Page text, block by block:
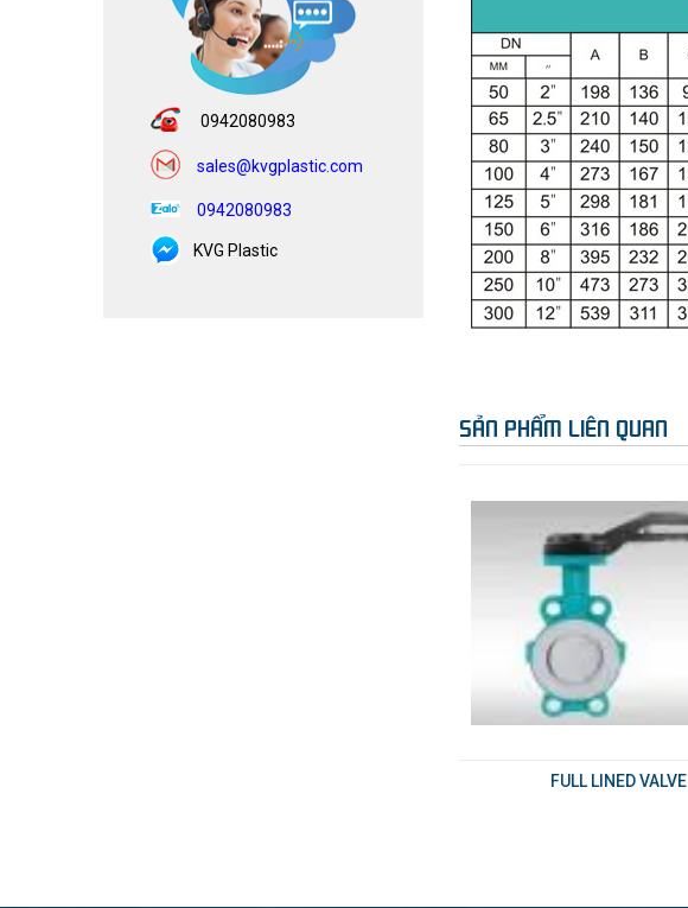
0942080983
sales@kvgplastic.com
0942080983
KVG Plastic
SẢN PHẨM LIÊN QUAN
FULL LINED VALVE